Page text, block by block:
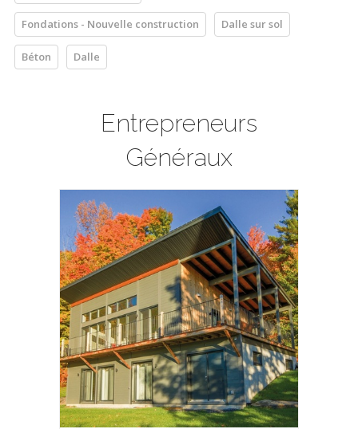
Fondations - Nouvelle construction Dalle sur sol
Béton Dalle
Entrepreneurs
Généraux